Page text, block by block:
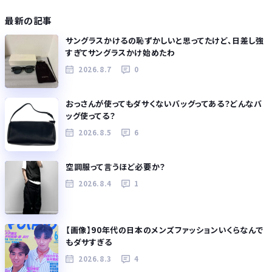
最新の記事
サングラスかけるの恥ずかしいと思ってたけど、日差し強
すぎてサングラスかけ始めたわ
2026.8.7 0
おっさんが使ってもダサくないバッグってある？どんなバ
ッグ使ってる？
2026.8.5 6
空調服って言うほど必要か？
2026.8.4 1
【画像】90年代の日本のメンズファッションいくらなんで
もダサすぎる
2026.8.3 4